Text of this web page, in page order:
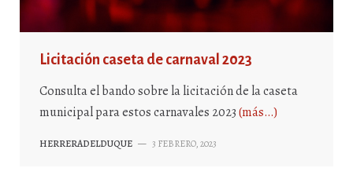
Licitación caseta de carnaval 2023
Consulta el bando sobre la licitación de la caseta
municipal para estos carnavales 2023(más…)
HERRERADELDUQUE — 3 FEBRERO, 2023